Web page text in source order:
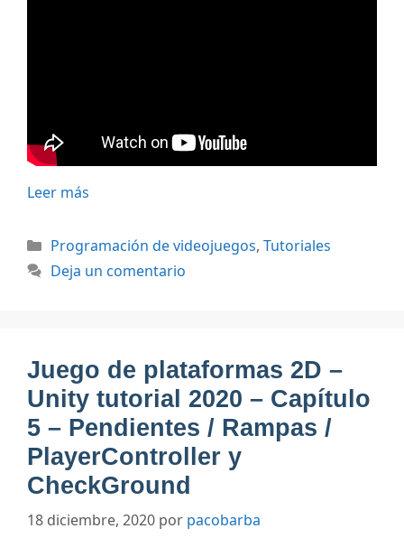
Leer más
Categorías
Programación de videojuegos, Tutoriales
Deja un comentario
Juego de plataformas 2D –
Unity tutorial 2020 – Capítulo
5 – Pendientes / Rampas /
PlayerController y
CheckGround
18 diciembre, 2020 por pacobarba